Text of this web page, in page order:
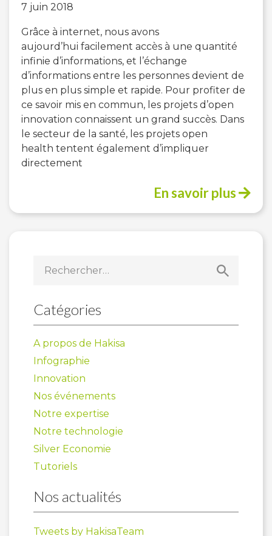
7 juin 2018
Grâce à internet, nous avons
aujourd’hui facilement accès à une quantité
infinie d’informations, et l’échange
d’informations entre les personnes devient de
plus en plus simple et rapide. Pour profiter de
ce savoir mis en commun, les projets d’open
innovation connaissent un grand succès. Dans
le secteur de la santé, les projets open
health tentent également d’impliquer
directement
En savoir plus
Catégories
A propos de Hakisa
Infographie
Innovation
Nos événements
Notre expertise
Notre technologie
Silver Economie
Tutoriels
Nos actualités
Tweets by HakisaTeam